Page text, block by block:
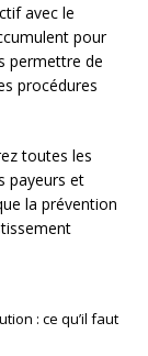
avec le
pour
permettre de
procédures
toutes les
payeurs et
la prévention
: ce qu’il faut